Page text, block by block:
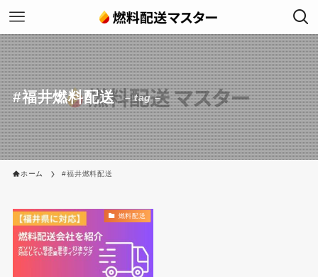
#福井燃料配送 – tag –
ホーム #福井燃料配送
燃料配送